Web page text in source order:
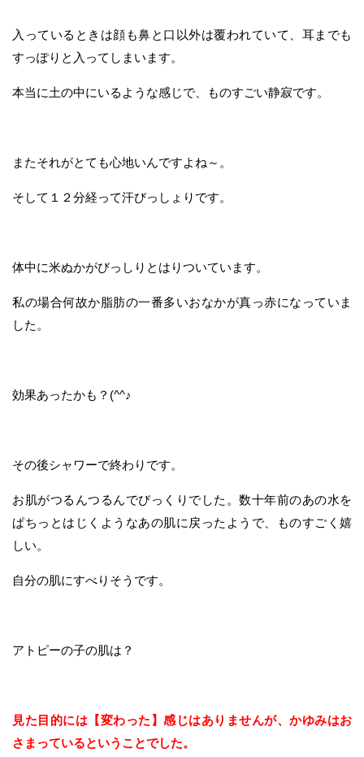
入っているときは顔も鼻と口以外は覆われていて、耳までも
すっぽりと入ってしまいます。
本当に土の中にいるような感じで、ものすごい静寂です。
またそれがとても心地いんですよね～。
そして１２分経って汗びっしょりです。
体中に米ぬかがびっしりとはりついています。
私の場合何故か脂肪の一番多いおなかが真っ赤になっていま
した。
効果あったかも？(^^♪
その後シャワーで終わりです。
お肌がつるんつるんでびっくりでした。数十年前のあの水を
ぱちっとはじくようなあの肌に戻ったようで、ものすごく嬉
しい。
自分の肌にすべりそうです。
アトピーの子の肌は？
見た目的には【変わった】感じはありませんが、かゆみはお
さまっているということでした。